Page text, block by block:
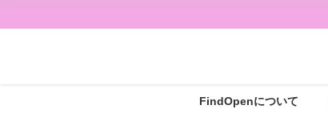
FindOpenについて